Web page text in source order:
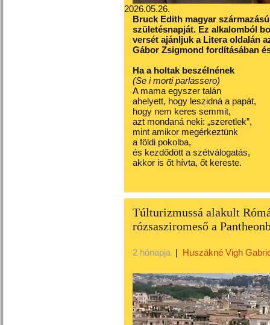
2026.05.26.
Bruck Edith magyar
születésnapját. Ez alkalomból
versét ajánljuk a Litera oldalán
Gábor Zsigmond fordításában
Ha a holtak beszélnének
(Se i morti parlassero)
A mama egyszer talán
ahelyett, hogy leszidná a papát,
hogy nem keres semmit,
azt mondaná neki: „szeretlek”,
mint amikor megérkeztünk
a földi pokolba,
és kezdődött a szétválogatás,
akkor is őt hívta, őt kereste.
Túlturizmussá alakult
rózsasziromeső a
2 hónapja | Huszákné Vigh